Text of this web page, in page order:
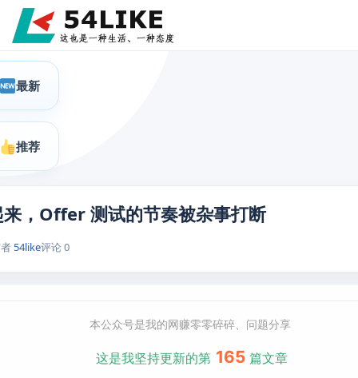
最新
推荐
，Offer 测试的节奏被杂事打断
54like评论 0
本公众号是我的网赚零零碎碎、问题分享
这是我坚持更新的第 165 篇文章